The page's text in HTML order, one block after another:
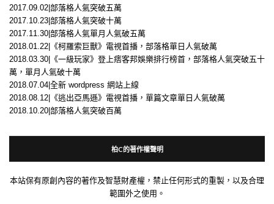
2017.09.02|部落格人氣突破五萬
2017.10.23|部落格人氣突破十萬
2017.11.30|部落格人氣單月人氣破五萬
2018.01.22|《柯羅索巨獸》電視首播，部落格單日人氣破萬
2018.03.30|《一級玩家》登上痞客邦娛樂排行榜首，部落格人氣突破五十
萬，單月人氣破十萬
2018.07.04|全新 wordpress 網站上線
2018.08.12|《逃出亞馬遜》電視首播，單篇文章單日人氣破萬
2018.10.20|部落格人氣突破百萬
柏C的著作權聲明
本站保有原創內容的著作及智慧財產權，禁止任何形式的重製，以及合理
範圍外之使用。